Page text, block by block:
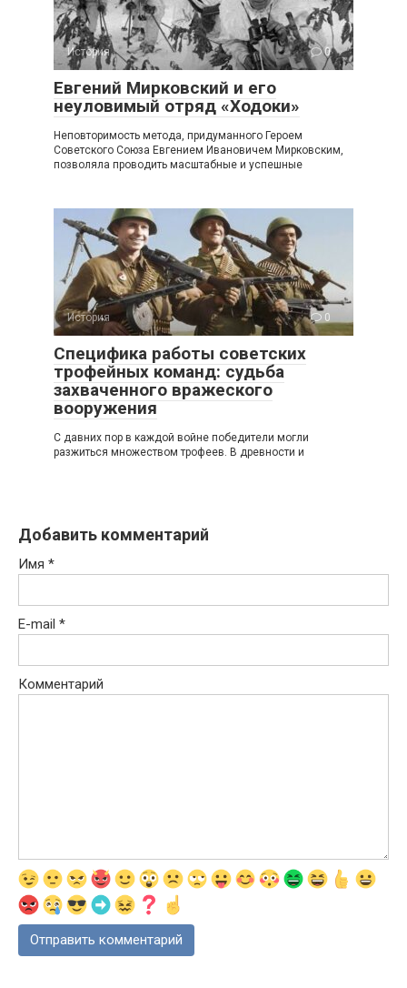
История 0
Евгений Мирковский и его
неуловимый отряд «Ходоки»
Неповторимость метода, придуманного Героем
Советского Союза Евгением Ивановичем Мирковским,
позволяла проводить масштабные и успешные
История 0
Специфика работы советских
трофейных команд: судьба
захваченного вражеского
вооружения
С давних пор в каждой войне победители могли
разжиться множеством трофеев. В древности и
Добавить комментарий
Имя *
E-mail *
Комментарий